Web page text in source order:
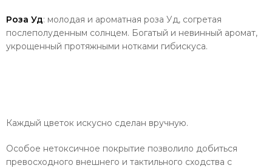
Роза Уд: молодая и ароматная роза Уд, согретая
послеполуденным солнцем. Богатый и невинный аромат,
укрощенный протяжными нотками гибискуса.
Каждый цветок искусно сделан вручную.
Особое нетоксичное покрытие позволило добиться
превосходного внешнего и тактильного сходства с